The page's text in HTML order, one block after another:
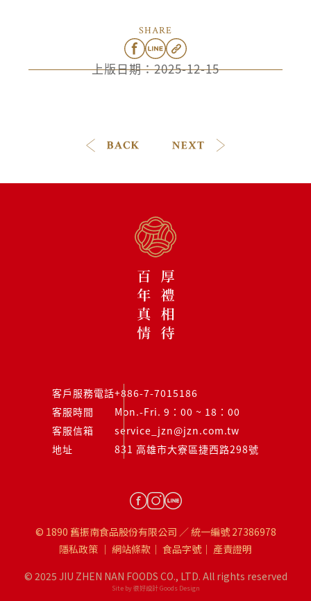
上版日期：2025-12-15
SHARE
客戶服務電話+886-7-7015186
客服時間
Mon.-Fri. 9：00 ~ 18：00
客服信箱
service_jzn@jzn.com.tw
地址
831 高雄市大寮區捷西路298號
© 1890 舊振南食品股份有限公司 ／ 統一編號 27386978
隱私政策 ｜ 網站條款 ｜ 食品字號 ｜ 產責證明
© 2025 JIU ZHEN NAN FOODS CO., LTD. All rights reserved
Site by 很好設計 Goods Design